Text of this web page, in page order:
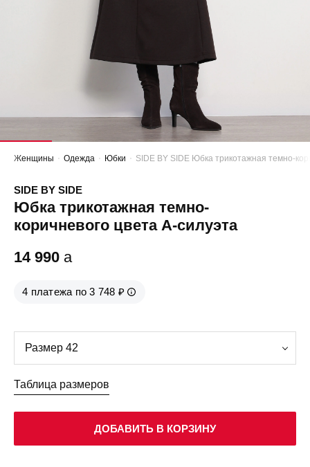
Женщины Одежда Юбки SIDE BY SIDE Юбка трикотажная темно-
SIDE BY SIDE
Юбка трикотажная темно-
коричневого цвета А-силуэта
14 990 a
4 платежа по 3 748 ₽
Таблица размеров
ДОБАВИТЬ В КОРЗИНУ